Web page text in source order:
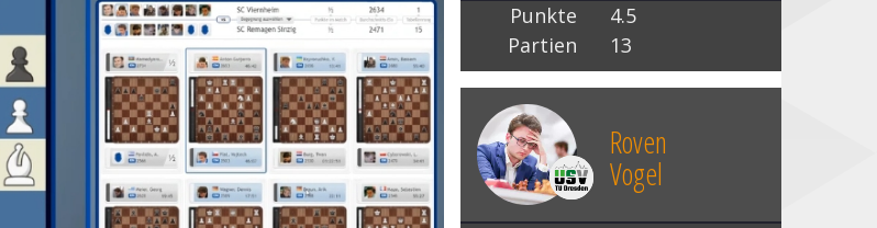
Punkte
4.5
Partien
13
Roven
Vogel